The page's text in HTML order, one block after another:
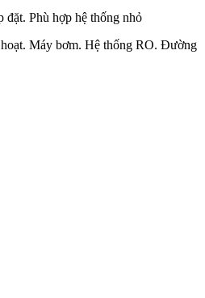
đặt. Phù hợp hệ thống nhỏ
Máy bơm. Hệ thống RO. Đường